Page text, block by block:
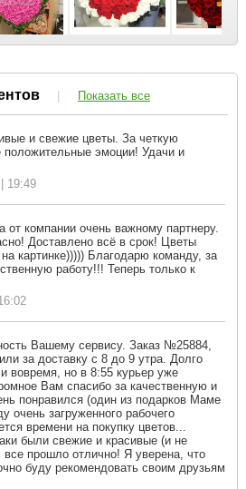
| Показать все
и свежие цветы. За четкую
положительные эмоции! Удачи и
19:49
компании очень важному партнеру.
Доставлено всё в срок! Цветы
картинке))))) Благодарю команду, за
работу!!! Теперь только к
Вашему сервису. Заказ №25884,
за доставку с 8 до 9 утра. Долго
вовремя, но в 8:55 курьер уже
Вам спасибо за качественную и
понравился (один из подарков Маме
очень загруженного рабочего
времени на покупку цветов...
были свежие и красивые (и не
прошло отлично! Я уверена, что
буду рекомендовать своим друзьям